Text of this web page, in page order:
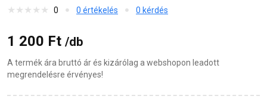
0
0 értékelés 0 kérdés
1 200 Ft /db
A termék ára bruttó ár és kizárólag a webshopon leadott
megrendelésre érvényes!